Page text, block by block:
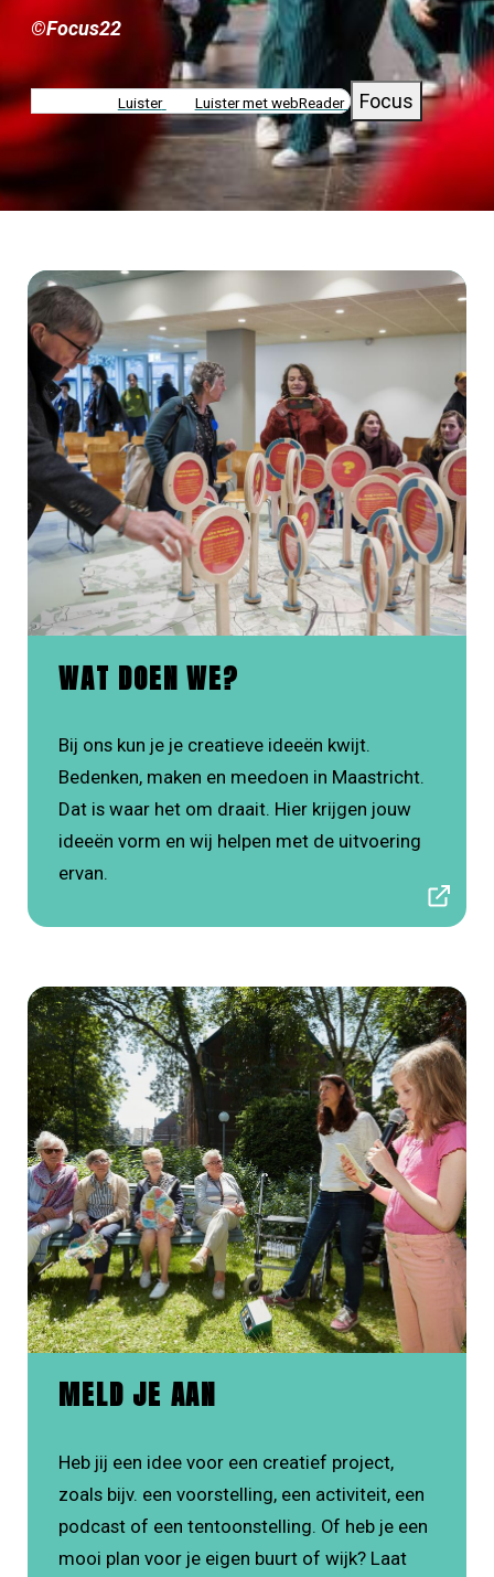
©Focus22
Luister Luister met webReader Focus
WAT DOEN WE?
Bij ons kun je je creatieve ideeën kwijt.
Bedenken, maken en meedoen in Maastricht.
Dat is waar het om draait. Hier krijgen jouw
ideeën vorm en wij helpen met de uitvoering
ervan.
MELD JE AAN
Heb jij een idee voor een creatief project,
zoals bijv. een voorstelling, een activiteit, een
podcast of een tentoonstelling. Of heb je een
mooi plan voor je eigen buurt of wijk? Laat